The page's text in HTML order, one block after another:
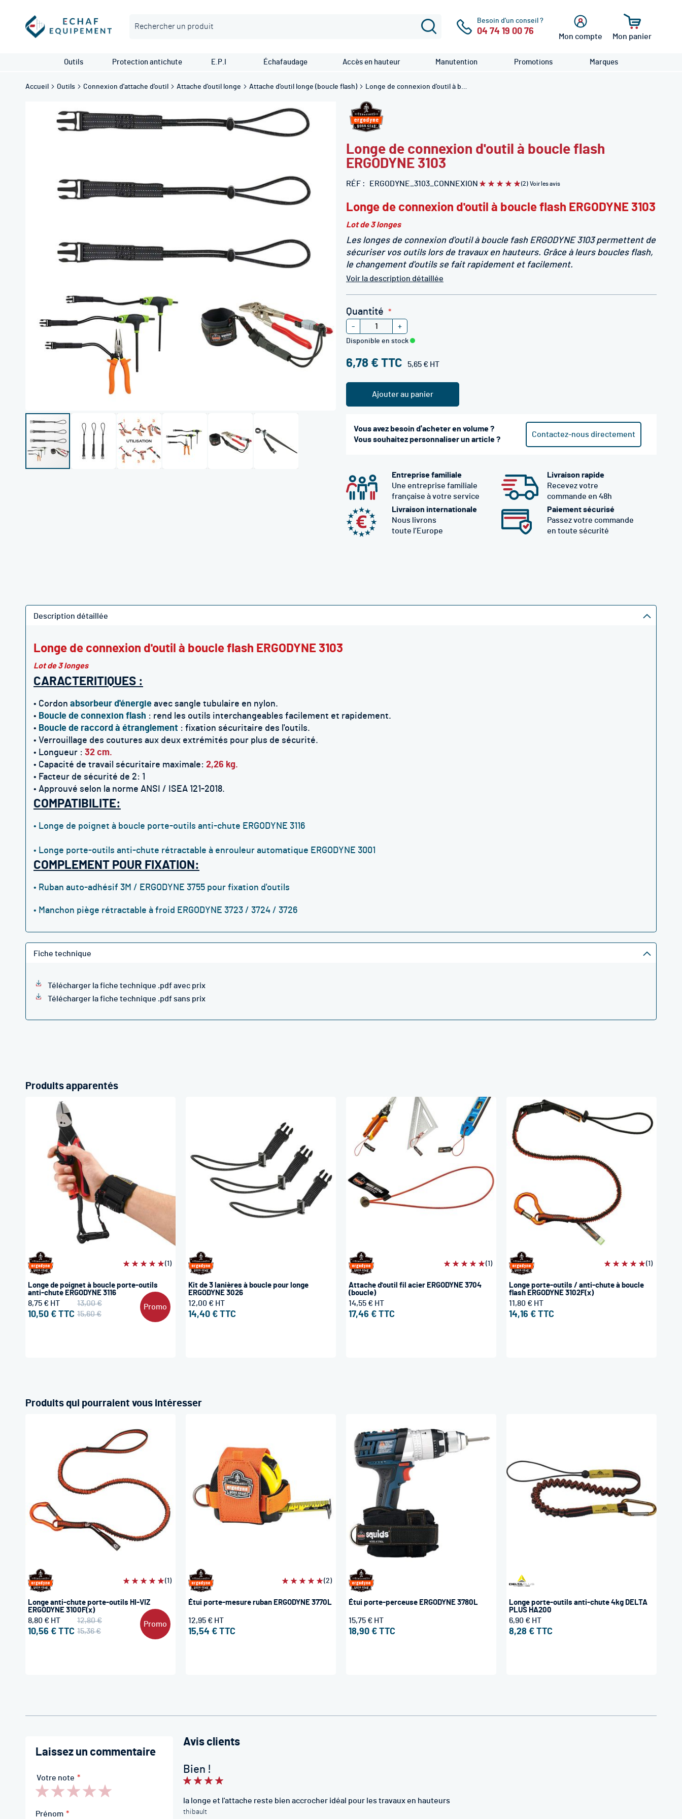
Besoin d'un conseil ?
04 74 19 00 76
Mon compte
connecter
Mon panier
Outils Protection antichute E.P.I Échafaudage Accès en hauteur Manutention Promotions Marques
Accueil Outils Connexion d'attache d'outil Attache d'outil longe Attache d'outil longe (boucle flash) Longe de connexion d'outil à boucle flash ERGODYNE 3103
Longe de connexion d'outil à boucle flash
ERGODYNE 3103
RÉF ERGODYNE_3103_CONNEXION Évaluation:(2) Voir les avis
Longe de connexion d'outil à boucle flash ERGODYNE 3103
Lot de 3 longes
Les longes de connexion d'outil à boucle fash ERGODYNE 3103 permettent de
sécuriser vos outils lors de travaux en hauteurs. Grâce à leurs boucles flash,
le changement d'outils se fait rapidement et facilement.
Voir la description détaillée
Quantité
- +
6,78 € 5,65 €
Disponible en stock
Ajouter au panier
Vous avez besoin d'acheter en volume ?
Vous souhaitez personnaliser un article ?
Contactez-nous directement
Entreprise familiale
Une entreprise familiale
française à votre service
Livraison rapide
Recevez votre
commande en 48h
Livraison internationale
Nous livrons
toute l’Europe
Paiement sécurisé
Passez votre commande
en toute sécurité
Description détaillée
Longe de connexion d'outil à boucle flash ERGODYNE 3103
Lot de 3 longes
CARACTERITIQUES :
• Cordon absorbeur d'énergie avec sangle tubulaire en nylon.
• Boucle de connexion flash : rend les outils interchangeables facilement et rapidement.
• Boucle de raccord à étranglement : fixation sécuritaire des l'outils.
• Verrouillage des coutures aux deux extrémités pour plus de sécurité.
• Longueur : 32 cm.
• Capacité de travail sécuritaire maximale: 2,26 kg.
• Facteur de sécurité de 2: 1
• Approuvé selon la norme ANSI / ISEA 121-2018.
COMPATIBILITE:
• Longe de poignet à boucle porte-outils anti-chute ERGODYNE 3116
• Longe porte-outils anti-chute rétractable à enrouleur automatique ERGODYNE 3001
COMPLEMENT POUR FIXATION:
• Ruban auto-adhésif 3M / ERGODYNE 3755 pour fixation d'outils
• Manchon piège rétractable à froid ERGODYNE 3723 / 3724 / 3726
Fiche technique
Télécharger la fiche technique .pdf avec prix
Télécharger la fiche technique .pdf sans prix
Produits apparentés
Promo
Évaluation:(1)
Longe de poignet à boucle porte-outils
anti-chute ERGODYNE 3116
10,50 €
8,75 €
15,60 €
13,00 €
Kit de 3 lanières à boucle pour longe
ERGODYNE 3026
14,40 €
12,00 €
Évaluation:(1)
Attache d'outil fil acier ERGODYNE 3704
(boucle)
17,46 €
14,55 €
Évaluation:(1)
Longe porte-outils / anti-chute à boucle
flash ERGODYNE 3102F(x)
14,16 €
11,80 €
Produits qui pourraient vous intéresser
Promo
Évaluation:(1)
Longe anti-chute porte-outils HI-VIZ
ERGODYNE 3100F(x)
10,56 €
8,80 €
15,36 €
12,80 €
Évaluation:(2)
Étui porte-mesure ruban ERGODYNE 3770L
15,54 €
12,95 €
Étui porte-perceuse ERGODYNE 3780L
18,90 €
15,75 €
Longe porte-outils anti-chute 4kg DELTA
PLUS HA200
8,28 €
6,90 €
Laissez un commentaire
Votre note
star
stars
stars
stars
stars
Prénom
Avis clients
Bien !
la longe et l'attache reste bien accrocher idéal pour les travaux en hauteurs
thibault